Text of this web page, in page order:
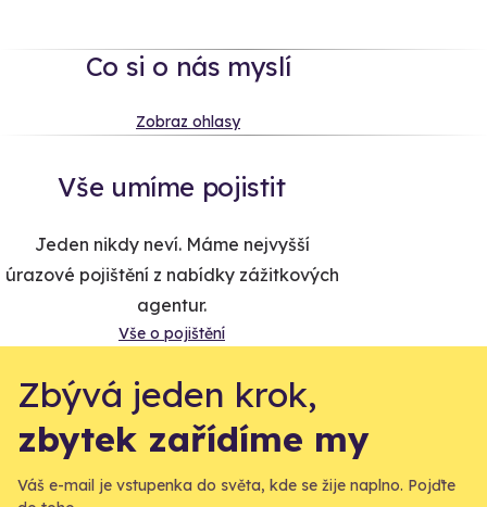
Co si o nás myslí
Zobraz ohlasy
Vše umíme pojistit
Jeden nikdy neví. Máme nejvyšší
úrazové pojištění z nabídky zážitkových
agentur.
Vše o pojištění
Zbývá jeden krok,
zbytek zařídíme my
Váš e-mail je vstupenka do světa, kde se žije naplno. Pojďte